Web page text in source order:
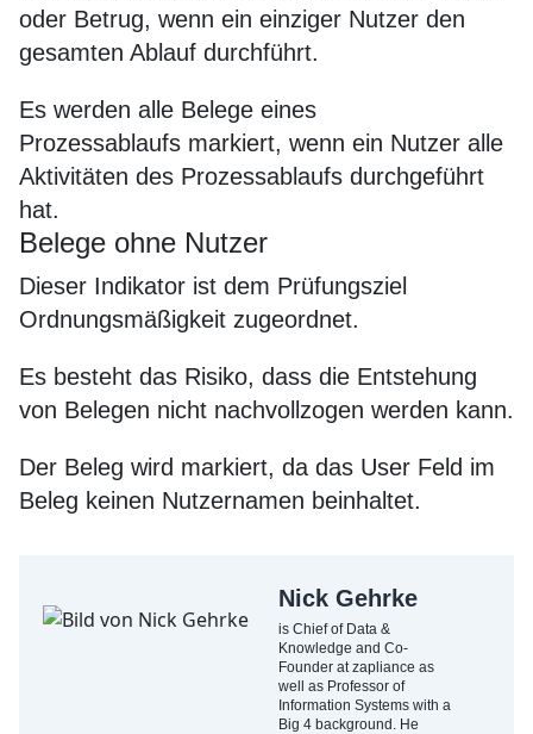
oder Betrug, wenn ein einziger Nutzer den
gesamten Ablauf durchführt.
Es werden alle Belege eines
Prozessablaufs markiert, wenn ein Nutzer alle
Aktivitäten des Prozessablaufs durchgeführt
hat.
Belege ohne Nutzer
Dieser Indikator ist dem Prüfungsziel
Ordnungsmäßigkeit zugeordnet.
Es besteht das Risiko, dass die Entstehung
von Belegen nicht nachvollzogen werden kann.
Der Beleg wird markiert, da das User Feld im
Beleg keinen Nutzernamen beinhaltet.
Nick Gehrke
is Chief of Data &
Knowledge and Co-
Founder at zapliance as
well as Professor of
Information Systems with a
Big 4 background. He